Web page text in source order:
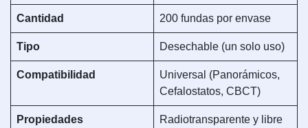
Cantidad 200 fundas por envase
Tipo Desechable (un solo uso)
Compatibilidad
Universal (Panorámicos,
Cefalostatos, CBCT)
Propiedades
Radiotransparente y libre